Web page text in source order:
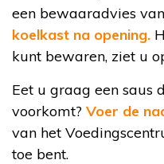
een bewaaradvies van
koelkast na opening.
kunt bewaren, ziet u
Eet u graag een saus
voorkomt? Voer de
van het
toe bent.